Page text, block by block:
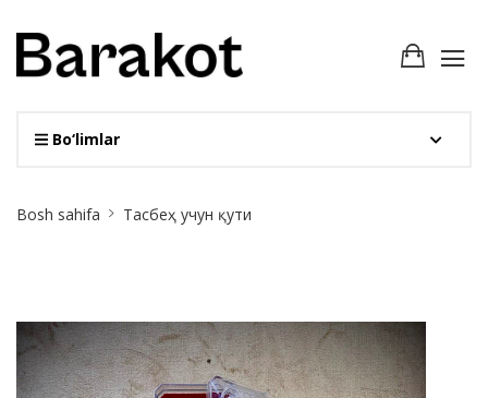
Bo‘limlar
Breadcrumb
Bosh sahifa Тасбеҳ учун қути